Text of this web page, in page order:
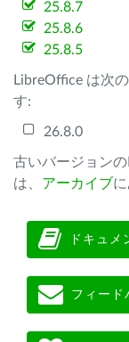
25.8.7
25.8.6
25.8.5
LibreOffice は次の
す:
26.8.0
古いバージョン
は、 アーカイブ
ドキュメ
フィード